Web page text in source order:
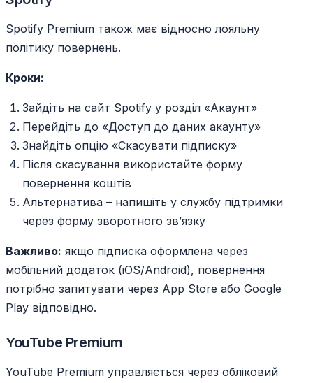
Spotify Premium також має відносно лояльну
політику повернень.
Кроки:
Зайдіть на сайт Spotify у розділ «Акаунт»
Перейдіть до «Доступ до даних акаунту»
Знайдіть опцію «Скасувати підписку»
Після скасування використайте форму
повернення коштів
Альтернатива – напишіть у службу підтримки
через форму зворотного зв’язку
Важливо: якщо підписка оформлена через
мобільний додаток (iOS/Android), повернення
потрібно запитувати через App Store або Google
Play відповідно.
YouTube Premium
YouTube Premium управляється через обліковий